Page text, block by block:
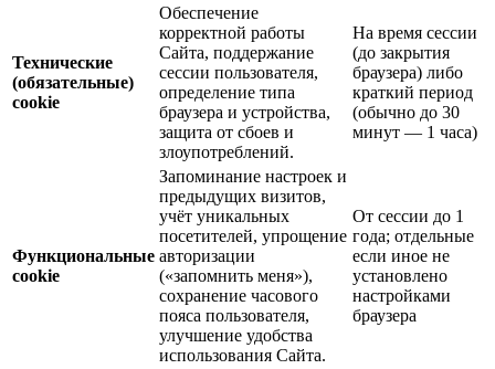
Технические
(обязательные)
cookie
Обеспечение
корректной работы
Сайта, поддержание
сессии пользователя,
определение типа
браузера и устройства,
защита от сбоев и
злоупотреблений.
На время сессии
(до закрытия
браузера) либо
краткий период
(обычно до 30
минут — 1 часа)
Функциональные
cookie
Запоминание настроек и
предыдущих визитов,
учёт уникальных
посетителей, упрощение
авторизации
(«запомнить меня»),
сохранение часового
пояса пользователя,
улучшение удобства
использования Сайта.
От сессии до 1
года; отдельные
если иное не
установлено
настройками
браузера